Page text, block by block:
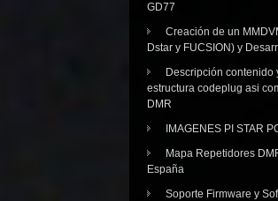
GD77
Creación de un
Dstar y FUCSION) y
Descripción contenido
estructura codeplug asi
DMR
IMAGENES PI STAR
Mapa Repetidores
España
Soporte Firmware y